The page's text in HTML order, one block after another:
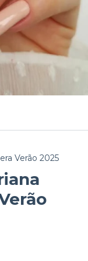
Verão 2025